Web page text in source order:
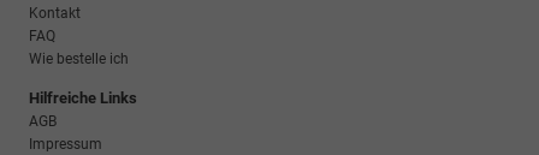
Kontakt
FAQ
Wie bestelle ich
Hilfreiche Links
AGB
Impressum